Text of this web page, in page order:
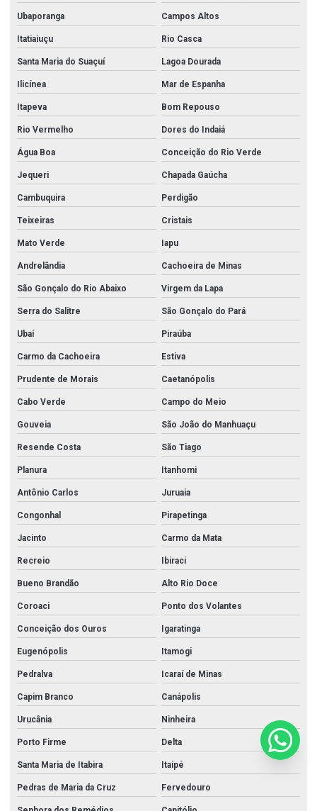
Ubaporanga Campos Altos
Itatiaiuçu Rio Casca
Santa Maria do Suaçuí Lagoa Dourada
Ilicínea Mar de Espanha
Itapeva Bom Repouso
Rio Vermelho Dores do Indaiá
Água Boa Conceição do Rio Verde
Jequeri Chapada Gaúcha
Cambuquira Perdigão
Teixeiras Cristais
Mato Verde Iapu
Andrelândia Cachoeira de Minas
São Gonçalo do Rio Abaixo Virgem da Lapa
Serra do Salitre São Gonçalo do Pará
Ubaí Piraúba
Carmo da Cachoeira Estiva
Prudente de Morais Caetanópolis
Cabo Verde Campo do Meio
Gouveia São João do Manhuaçu
Resende Costa São Tiago
Planura Itanhomi
Antônio Carlos Juruaia
Congonhal Pirapetinga
Jacinto Carmo da Mata
Recreio Ibiraci
Bueno Brandão Alto Rio Doce
Coroaci Ponto dos Volantes
Conceição dos Ouros Igaratinga
Eugenópolis Itamogi
Pedralva Icaraí de Minas
Capim Branco Canápolis
Urucânia Ninheira
Porto Firme Delta
Santa Maria de Itabira Itaipé
Pedras de Maria da Cruz Fervedouro